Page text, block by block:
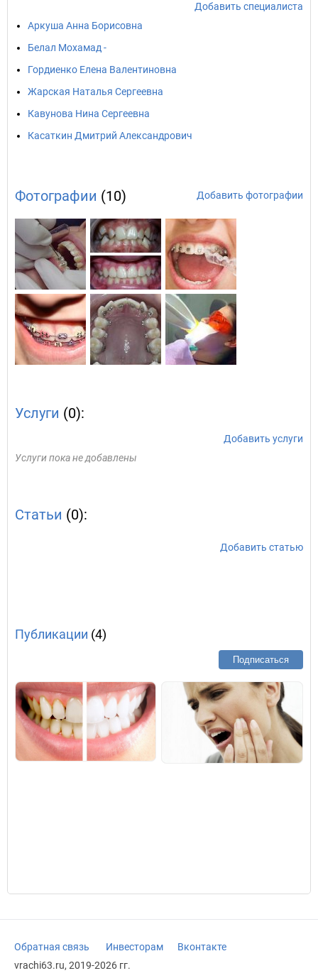
Добавить специалиста
Аркуша Анна Борисовна
Белал Мохамад -
Гордиенко Елена Валентиновна
Жарская Наталья Сергеевна
Кавунова Нина Сергеевна
Касаткин Дмитрий Александрович
Фотографии (10) Добавить фотографии
Услуги (0):
Добавить услуги
Услуги пока не добавлены
Статьи (0):
Добавить статью
Публикации (4)
Подписаться
Обратная связь Инвесторам
Вконтакте
vrachi63.ru, 2019-2026 гг.